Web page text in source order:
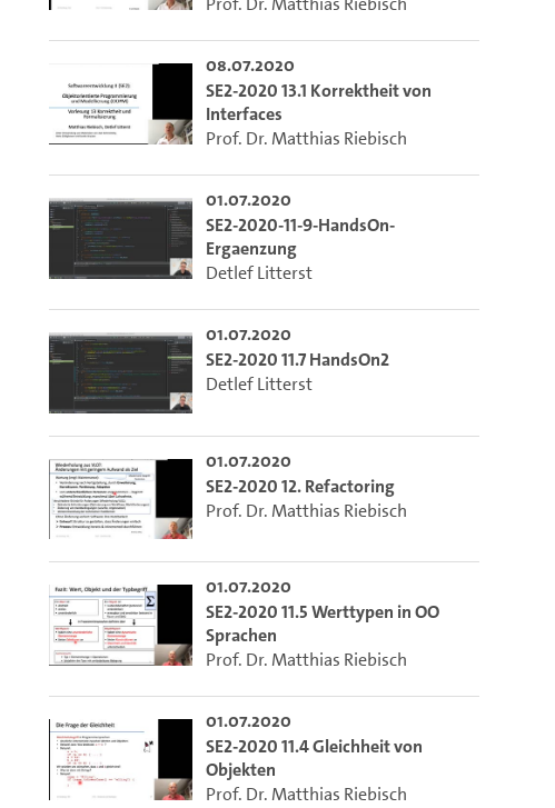
08.07.2020
SE2-2020 13.1 Korrektheit von
Interfaces
Prof. Dr. Matthias Riebisch
01.07.2020
SE2-2020-11-9-HandsOn-
Ergaenzung
Detlef Litterst
01.07.2020
SE2-2020 11.7 HandsOn2
Detlef Litterst
01.07.2020
SE2-2020 12. Refactoring
Prof. Dr. Matthias Riebisch
01.07.2020
SE2-2020 11.5 Werttypen in OO
Sprachen
Prof. Dr. Matthias Riebisch
01.07.2020
SE2-2020 11.4 Gleichheit von
Objekten
Prof. Dr. Matthias Riebisch